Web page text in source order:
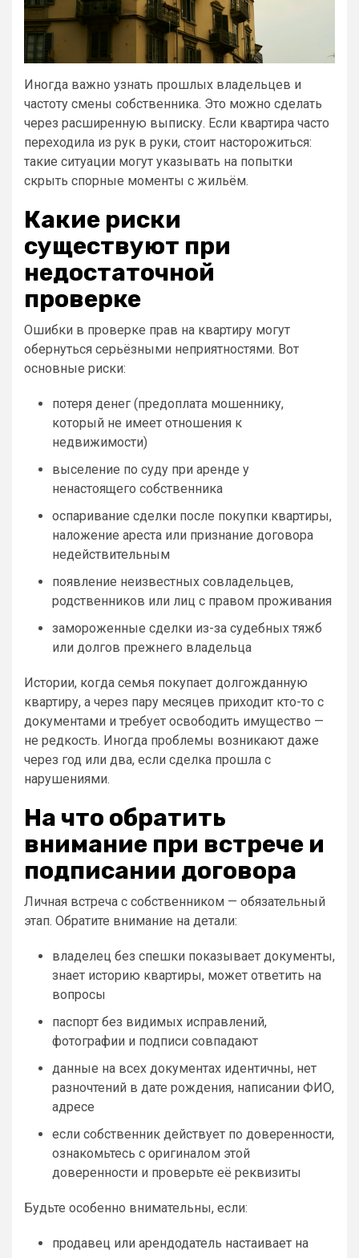
Иногда важно узнать прошлых владельцев и
частоту смены собственника. Это можно сделать
через расширенную выписку. Если квартира часто
переходила из рук в руки, стоит насторожиться:
такие ситуации могут указывать на попытки
скрыть спорные моменты с жильём.
Какие риски
существуют при
недостаточной
проверке
Ошибки в проверке прав на квартиру могут
обернуться серьёзными неприятностями. Вот
основные риски:
потеря денег (предоплата мошеннику,
который не имеет отношения к
недвижимости)
выселение по суду при аренде у
ненастоящего собственника
оспаривание сделки после покупки квартиры,
наложение ареста или признание договора
недействительным
появление неизвестных совладельцев,
родственников или лиц с правом проживания
замороженные сделки из-за судебных тяжб
или долгов прежнего владельца
Истории, когда семья покупает долгожданную
квартиру, а через пару месяцев приходит кто-то с
документами и требует освободить имущество —
не редкость. Иногда проблемы возникают даже
через год или два, если сделка прошла с
нарушениями.
На что обратить
внимание при встрече и
подписании договора
Личная встреча с собственником — обязательный
этап. Обратите внимание на детали:
владелец без спешки показывает документы,
знает историю квартиры, может ответить на
вопросы
паспорт без видимых исправлений,
фотографии и подписи совпадают
данные на всех документах идентичны, нет
разночтений в дате рождения, написании ФИО,
адресе
если собственник действует по доверенности,
ознакомьтесь с оригиналом этой
доверенности и проверьте её реквизиты
Будьте особенно внимательны, если:
продавец или арендодатель настаивает на